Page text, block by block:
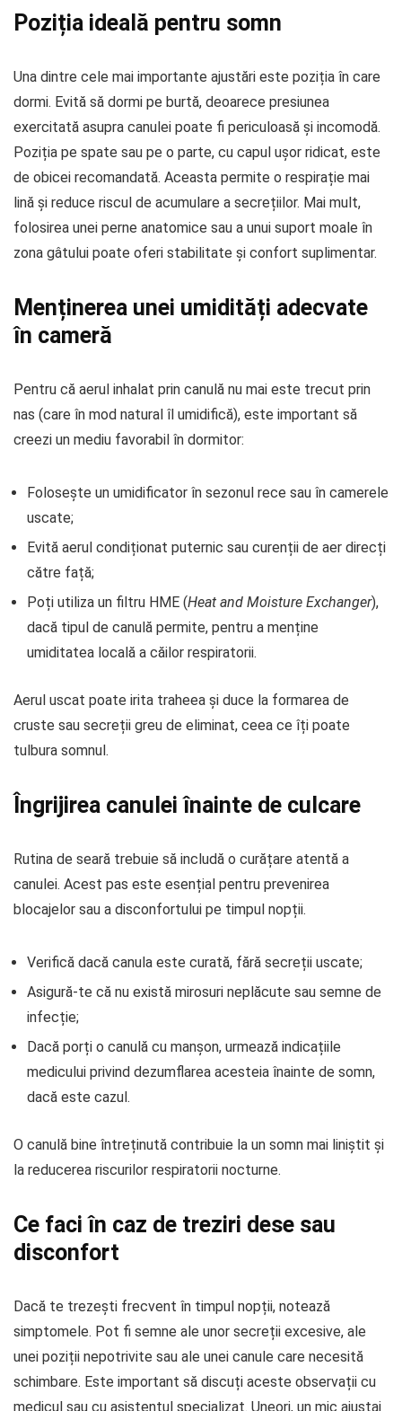
Poziția ideală pentru somn
Una dintre cele mai importante ajustări este poziția în care
dormi. Evită să dormi pe burtă, deoarece presiunea
exercitată asupra canulei poate fi periculoasă și incomodă.
Poziția pe spate sau pe o parte, cu capul ușor ridicat, este
de obicei recomandată. Aceasta permite o respirație mai
lină și reduce riscul de acumulare a secrețiilor. Mai mult,
folosirea unei perne anatomice sau a unui suport moale în
zona gâtului poate oferi stabilitate și confort suplimentar.
Menținerea unei umidități adecvate
în cameră
Pentru că aerul inhalat prin canulă nu mai este trecut prin
nas (care în mod natural îl umidifică), este important să
creezi un mediu favorabil în dormitor:
Folosește un umidificator în sezonul rece sau în camerele
uscate;
Evită aerul condiționat puternic sau curenții de aer direcți
către față;
Poți utiliza un filtru HME (Heat and Moisture Exchanger),
dacă tipul de canulă permite, pentru a menține
umiditatea locală a căilor respiratorii.
Aerul uscat poate irita traheea și duce la formarea de
cruste sau secreții greu de eliminat, ceea ce îți poate
tulbura somnul.
Îngrijirea canulei înainte de culcare
Rutina de seară trebuie să includă o curățare atentă a
canulei. Acest pas este esențial pentru prevenirea
blocajelor sau a disconfortului pe timpul nopții.
Verifică dacă canula este curată, fără secreții uscate;
Asigură-te că nu există mirosuri neplăcute sau semne de
infecție;
Dacă porți o canulă cu manșon, urmează indicațiile
medicului privind dezumflarea acesteia înainte de somn,
dacă este cazul.
O canulă bine întreținută contribuie la un somn mai liniștit și
la reducerea riscurilor respiratorii nocturne.
Ce faci în caz de treziri dese sau
disconfort
Dacă te trezești frecvent în timpul nopții, notează
simptomele. Pot fi semne ale unor secreții excesive, ale
unei poziții nepotrivite sau ale unei canule care necesită
schimbare. Este important să discuți aceste observații cu
medicul sau cu asistentul specializat. Uneori, un mic ajustaj